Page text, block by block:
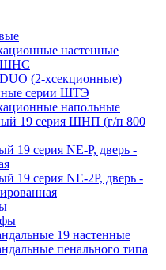
настенные
ШНС
(2-хсекционные)
серии ШТЭ
напольные
19 серия ШНП (г/п 800
19 серия NE-P, дверь -
19 серия NE-2P, дверь -
19 настенные
пенального типа